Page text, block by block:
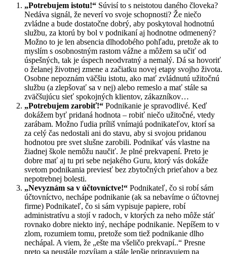
„Potrebujem istotu!“ Súvisí to s neistotou daného človeka?
Nedáva signál, že neverí vo svoje schopnosti? Že niečo
zvládne a bude dostatočne dobrý, aby poskytoval hodnotnú
službu, za ktorú by bol v podnikaní aj hodnotne odmenený?
Možno to je len absencia dlhodobého pohľadu, pretože ak to
myslím s osobnostným rastom vážne a môžem sa učiť od
úspešných, tak je úspech neodvratný a nemalý. Dá sa hovoriť
o želanej životnej zmene a začiatku novej etapy svojho života.
Osobne nepoznám väčšiu istotu, ako mať zvládnutú užitočnú
službu (a zlepšovať sa v nej) alebo remeslo a mať stále sa
zväčšujúcu sieť spokojných klientov, zákazníkov…
„Potrebujem zarobiť!“ Podnikanie je spravodlivé. Keď
dokážem byť pridaná hodnota – robiť niečo užitočné, vtedy
zarábam. Možno ľudia príliš vnímajú podnikateľov, ktorí sa
za celý čas nedostali ani do stavu, aby si svojou pridanou
hodnotou pre svet slušne zarobili. Podnikať vás vlastne na
žiadnej škole nemôžu naučiť. Je plné prekvapení. Preto je
dobre mať aj tu pri sebe nejakého Guru, ktorý vás dokáže
svetom podnikania previesť bez zbytočných prieťahov a bez
nepotrebnej bolesti.
„Nevyznám sa v účtovníctve!“ Podnikateľ, čo si robí sám
účtovníctvo, nechápe podnikanie (ak sa nebavíme o účtovnej
firme) Podnikateľ, čo si sám vypisuje papiere, robí
administratívu a stojí v radoch, v ktorých za neho môže stáť
rovnako dobre niekto iný, nechápe podnikanie. Nepíšem to v
zlom, rozumiem tomu, pretože som tiež podnikanie dlho
nechápal. A viem, že „ešte ma všeličo prekvapí..“ Presne
preto sa neustále rozvíjam a stále lepšie pripravujem na